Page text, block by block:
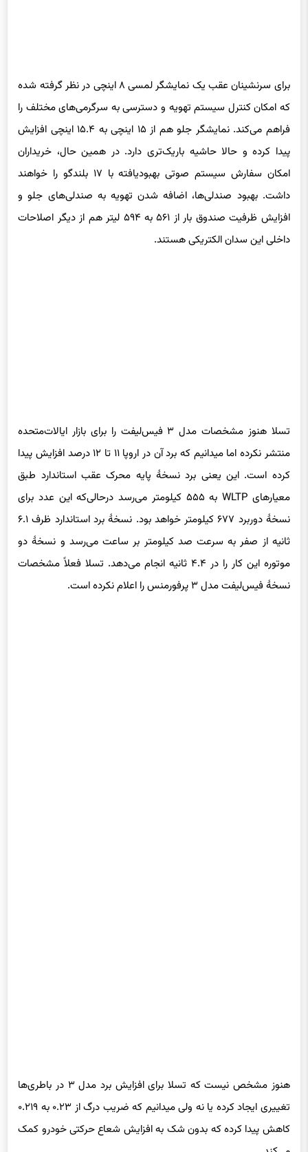
برای سرنشینان عقب یک نمایشگر لمسی ۸ اینچی در نظر گرفته شده
که امکان کنترل سیستم تهویه و دسترسی به سرگرمی‌های مختلف را
فراهم می‌کند. نمایشگر جلو هم از ۱۵ اینچی به ۱۵.۴ اینچی افزایش
پیدا کرده و حالا حاشیه باریک‌تری دارد. در همین حال، خریداران
امکان سفارش سیستم صوتی بهبودیافته با ۱۷ بلندگو را خواهند
داشت. بهبود صندلی‌ها، اضافه شدن تهویه به صندلی‌های جلو و
افزایش ظرفیت صندوق بار از ۵۶۱ به ۵۹۴ لیتر هم از دیگر اصلاحات
داخلی این سدان الکتریکی هستند.
تسلا هنوز مشخصات مدل ۳ فیس‌لیفت را برای بازار ایالات‌متحده
منتشر نکرده اما میدانیم که برد آن در اروپا ۱۱ تا ۱۲ درصد افزایش پیدا
کرده است. این یعنی برد نسخهٔ پایه محرک عقب استاندارد طبق
معیارهای WLTP به ۵۵۵ کیلومتر می‌رسد درحالی‌که این عدد برای
نسخهٔ دوربرد ۶۷۷ کیلومتر خواهد بود. نسخهٔ برد استاندارد ظرف ۶.۱
ثانیه از صفر به سرعت صد کیلومتر بر ساعت می‌رسد و نسخهٔ دو
موتوره این کار را در ۴.۴ ثانیه انجام می‌دهد. تسلا فعلاً مشخصات
نسخهٔ فیس‌لیفت مدل ۳ پرفورمنس را اعلام نکرده است.
هنوز مشخص نیست که تسلا برای افزایش برد مدل ۳ در باطری‌ها
تغییری ایجاد کرده یا نه ولی میدانیم که ضریب درگ از ۰.۲۳ به ۰.۲۱۹
کاهش پیدا کرده که بدون شک به افزایش شعاع حرکتی خودرو کمک